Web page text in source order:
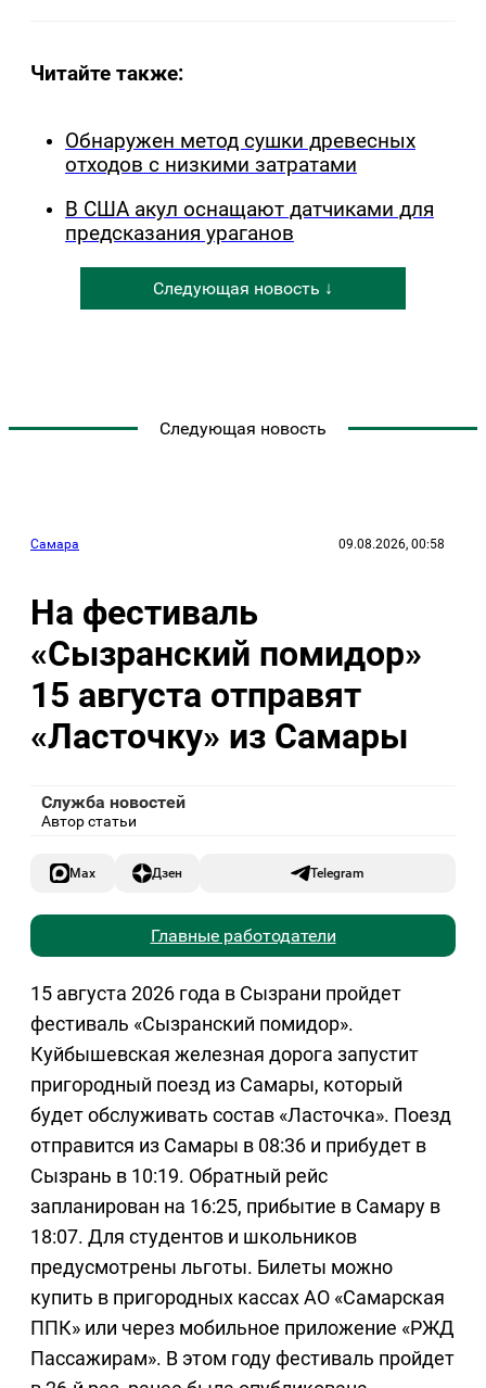
Читайте также:
Обнаружен метод сушки древесных
отходов с низкими затратами
В США акул оснащают датчиками для
предсказания ураганов
Следующая новость ↓
Следующая новость
Самара 09.08.2026, 00:58
На фестиваль
«Сызранский помидор»
15 августа отправят
«Ласточку» из Самары
Служба новостей
Автор статьи
Max Дзен Telegram
Главные работодатели
15 августа 2026 года в Сызрани пройдет
фестиваль «Сызранский помидор».
Куйбышевская железная дорога запустит
пригородный поезд из Самары, который
будет обслуживать состав «Ласточка». Поезд
отправится из Самары в 08:36 и прибудет в
Сызрань в 10:19. Обратный рейс
запланирован на 16:25, прибытие в Самару в
18:07. Для студентов и школьников
предусмотрены льготы. Билеты можно
купить в пригородных кассах АО «Самарская
ППК» или через мобильное приложение «РЖД
Пассажирам». В этом году фестиваль пройдет